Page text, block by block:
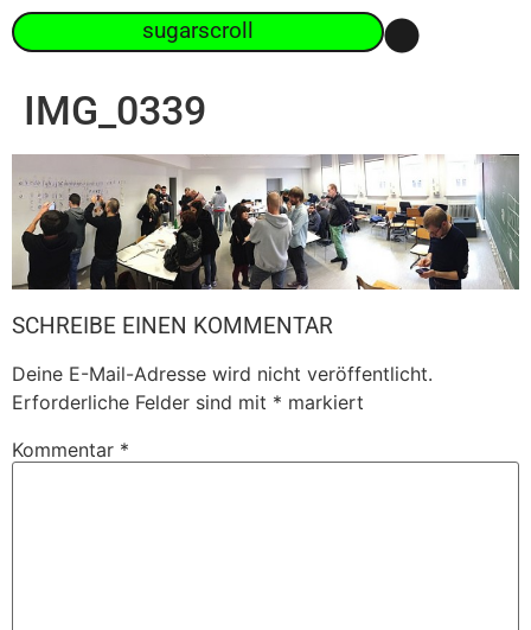
sugarscroll
IMG_0339
SCHREIBE EINEN KOMMENTAR
Deine E-Mail-Adresse wird nicht veröffentlicht.
Erforderliche Felder sind mit * markiert
Kommentar *